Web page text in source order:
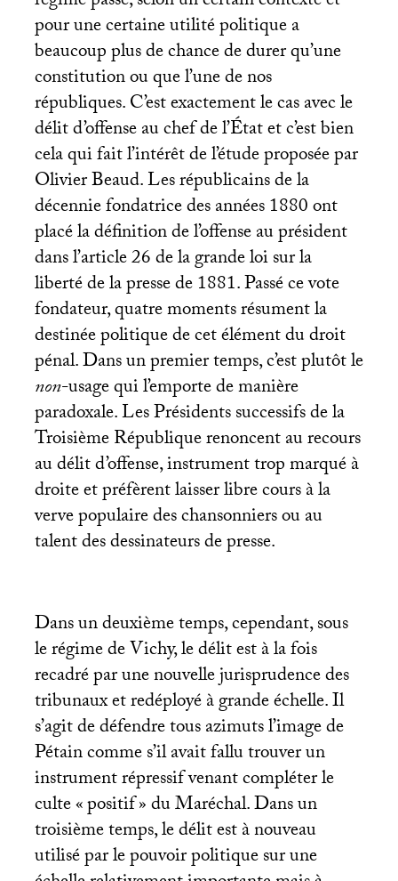
pour une certaine utilité politique a
beaucoup plus de chance de durer qu’une
constitution ou que l’une de nos
républiques. C’est exactement le cas avec le
délit d’offense au chef de l’État et c’est bien
cela qui fait l’intérêt de l’étude proposée par
Olivier Beaud. Les républicains de la
décennie fondatrice des années 1880 ont
placé la définition de l’offense au président
dans l’article 26 de la grande loi sur la
liberté de la presse de 1881. Passé ce vote
fondateur, quatre moments résument la
destinée politique de cet élément du droit
pénal. Dans un premier temps, c’est plutôt le
non-usage qui l’emporte de manière
paradoxale. Les Présidents successifs de la
Troisième République renoncent au recours
au délit d’offense, instrument trop marqué à
droite et préfèrent laisser libre cours à la
verve populaire des chansonniers ou au
talent des dessinateurs de presse.
Dans un deuxième temps, cependant, sous
le régime de Vichy, le délit est à la fois
recadré par une nouvelle jurisprudence des
tribunaux et redéployé à grande échelle. Il
s’agit de défendre tous azimuts l’image de
Pétain comme s’il avait fallu trouver un
instrument répressif venant compléter le
culte «positif» du Maréchal. Dans un
troisième temps, le délit est à nouveau
utilisé par le pouvoir politique sur une